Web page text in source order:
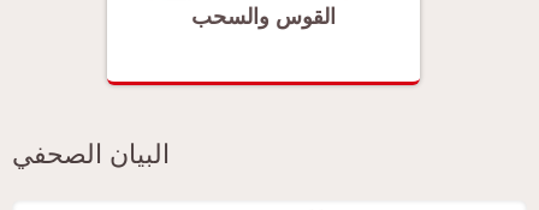
القوس والسحب
البيان الصحفي